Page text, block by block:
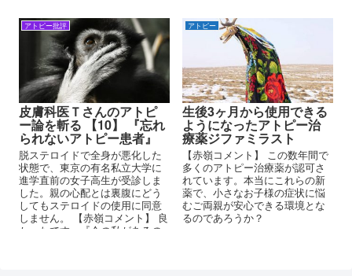
アトピー批評
皮膚科医Ｔさんのアトピ
ー論を斬る 【10】 『忘れ
られないアトピー患者』
脱ステロイドで全身が悪化した
状態で、東京の有名私立大学に
進学直前の女子高生が受診しま
した。親の心配とは裏腹にどう
してもステロイドの使用に同意
しません。 【赤嶺コメント】 良
かったです。『今の私があるの
アトピー
生後3ヶ月から使用できる
ようになったアトピー治
療薬ジファミラスト
【赤嶺コメント】 この数年間で
多くのアトピー治療薬が認可さ
れています。本当にこれらの新
薬で、小さなお子様の症状に悩
むご両親が安心できる環境とな
るのであろうか？